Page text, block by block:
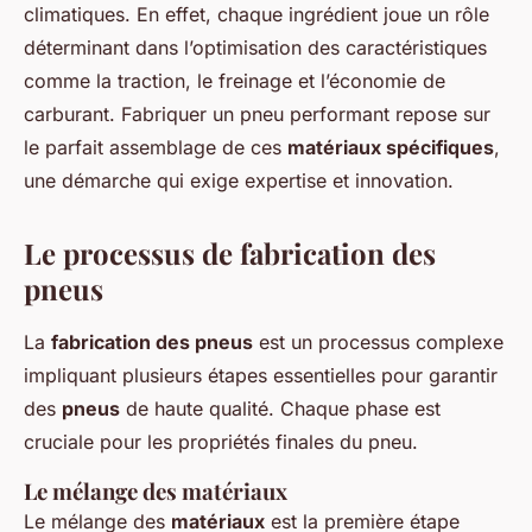
climatiques. En effet, chaque ingrédient joue un rôle
déterminant dans l’optimisation des caractéristiques
comme la traction, le freinage et l’économie de
carburant. Fabriquer un pneu performant repose sur
le parfait assemblage de ces matériaux spécifiques,
une démarche qui exige expertise et innovation.
Le processus de fabrication des
pneus
La fabrication des pneus est un processus complexe
impliquant plusieurs étapes essentielles pour garantir
des pneus de haute qualité. Chaque phase est
cruciale pour les propriétés finales du pneu.
Le mélange des matériaux
Le mélange des matériaux est la première étape